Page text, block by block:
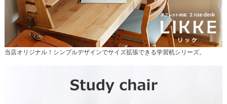
当店オリジナル！シンプルデザインでサイズ拡張できる学習机シリーズ。